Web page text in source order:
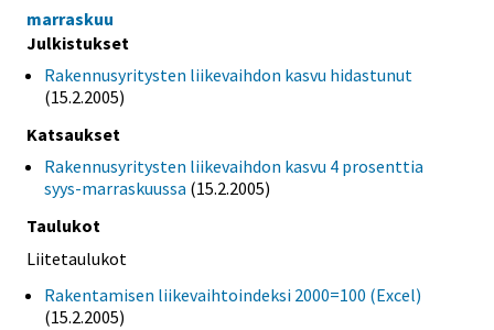
marraskuu
Julkistukset
Rakennusyritysten liikevaihdon kasvu hidastunut
(15.2.2005)
Katsaukset
Rakennusyritysten liikevaihdon kasvu 4 prosenttia
syys-marraskuussa (15.2.2005)
Taulukot
Liitetaulukot
Rakentamisen liikevaihtoindeksi 2000=100 (Excel)
(15.2.2005)